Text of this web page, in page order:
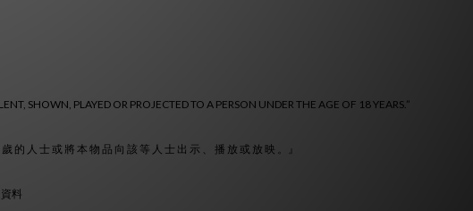
SHOWN, PLAYED OR PROJECTED TO A PERSON UNDER THE AGE OF 18 YEARS.”
的 人 士 或 將 本 物 品 向 該 等 人 士 出 示 、 播 放 或 放 映 。』
料